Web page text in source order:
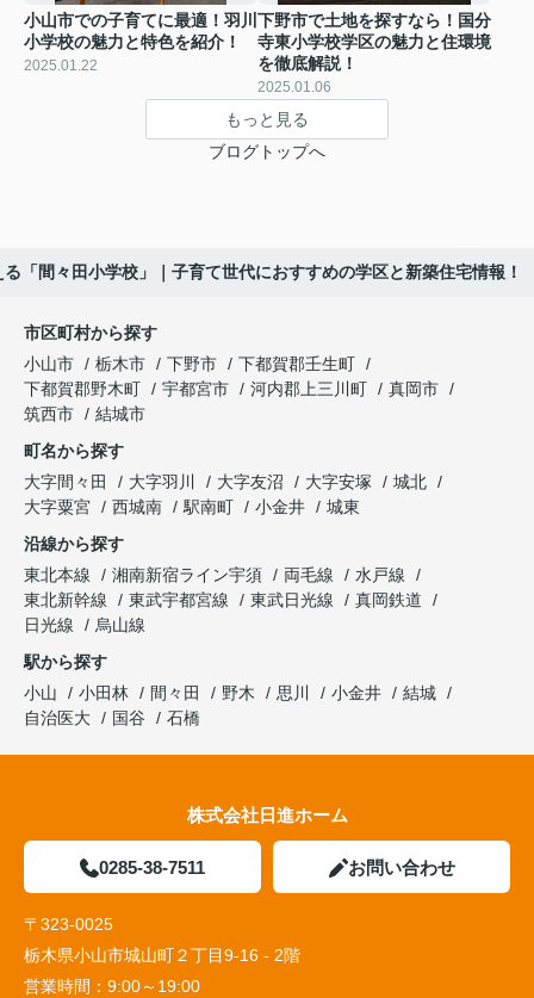
小山市での子育てに最適！羽川
小学校の魅力と特色を紹介！
2025.01.22
下野市で土地を探すなら！国分
寺東小学校学区の魅力と住環境
を徹底解説！
2025.01.06
もっと見る
ブログトップへ
「間々田小学校」｜子育て世代におすすめの学区と新築住宅情報！
市区町村から探す
小山市
栃木市 下野市
下都賀郡壬生町
下都賀郡野木町
宇都宮市 河内郡上三川町
真岡市
筑西市
結城市
町名から探す
大字間々田
大字羽川 大字友沼 大字安塚
城北
大字粟宮
西城南 駅南町 小金井
城東
沿線から探す
東北本線
湘南新宿ライン宇須 両毛線
水戸線
東北新幹線
東武宇都宮線 東武日光線
真岡鉄道
日光線
烏山線
駅から探す
小山
小田林 間々田 野木 思川 小金井
結城
自治医大
国谷 石橋
株式会社日進ホーム
0285-38-7511 お問い合わせ
〒323-0025
栃木県小山市城山町２丁目9-16 - 2階
営業時間： 9:00～19:00